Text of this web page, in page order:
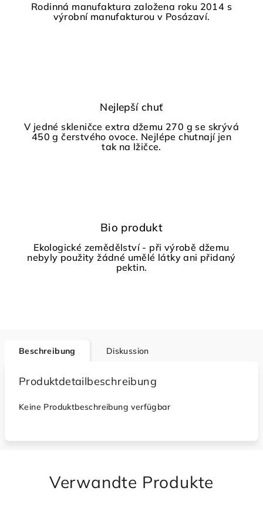
Rodinná manufaktura založena roku 2014 s
výrobní manufakturou v Posázaví.
Nejlepší chuť
V jedné skleničce extra džemu 270 g se skrývá
450 g čerstvého ovoce. Nejlépe chutnají jen
tak na lžičce.
Bio produkt
Ekologické zemědělství - při výrobě džemu
nebyly použity žádné umělé látky ani přidaný
pektin.
Beschreibung Diskussion
Produktdetailbeschreibung
Keine Produktbeschreibung verfügbar
Verwandte Produkte